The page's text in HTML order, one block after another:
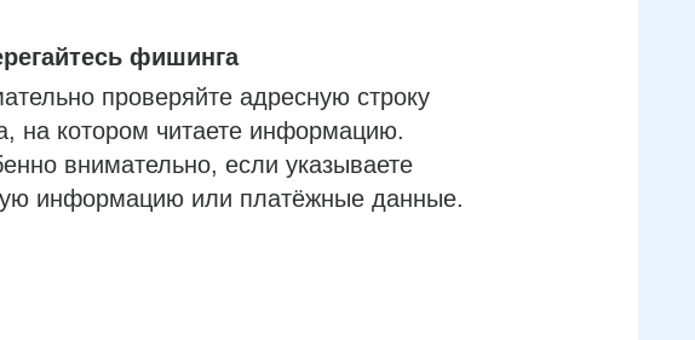
фишинга
проверяйте адресную строку
на котором читаете информацию.
внимательно, если указываете
информацию или платёжные данные.